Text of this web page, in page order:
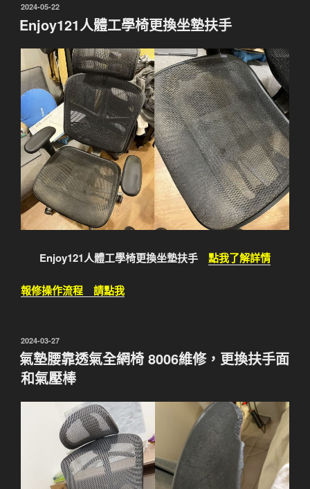
發
佈
於
2024-05-22
Enjoy121人體工學椅更換坐墊扶手
Enjoy121人體工學椅更換坐墊扶手 點我了解詳情
報修操作流程 請點我
發
佈
於
2024-03-27
氣墊腰靠透氣全網椅 8006維修，更換扶手面
和氣壓棒